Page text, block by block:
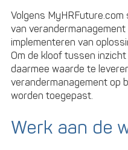
Volgens
van
implementeren van
Om de kloof tussen
daarmee waarde te
verandermanagement op
worden toegepast.
Werk aan de